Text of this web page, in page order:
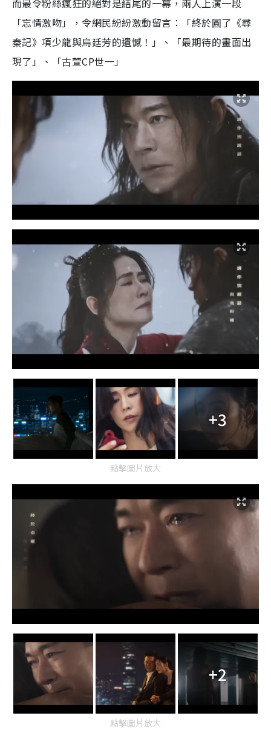
「忘情激吻」，令網民紛紛激動留言：「終於圓了《尋
秦記》項少龍與烏廷芳的遺憾！」、「最期待的畫面出
現了」、「古萱CP世一」
+3
點擊圖片放大
+2
點擊圖片放大